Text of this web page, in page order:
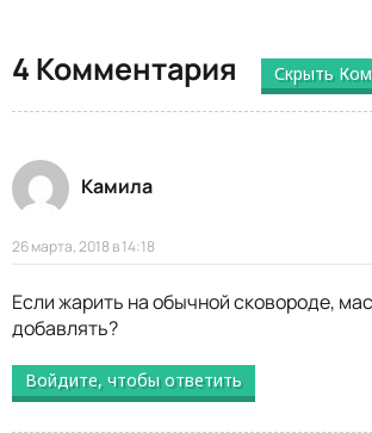
4 Комментария Скрыть
Камила
26 марта, 2018 в 14:18
Если жарить на обычной сковороде,
добавлять?
Войдите, чтобы ответить